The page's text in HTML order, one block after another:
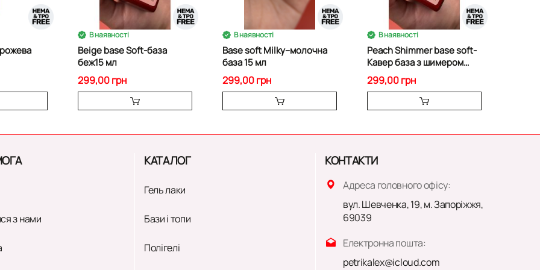
В наявності
Beige base Soft-база
беж15 мл
299,00 грн
В наявності
Base soft Milky--молочна
база 15 мл
299,00 грн
В наявності
Peach Shimmer base soft-
Кавер база з шимером
15мл.
299,00 грн
з нами
КАТАЛОГ
Гель лаки
Бази і топи
Полігелі
КОНТАКТИ
Адреса головного офісу:
вул. Шевченка, 19, м. Запоріжжя,
69039
Електронна пошта:
petrikalex@icloud.com